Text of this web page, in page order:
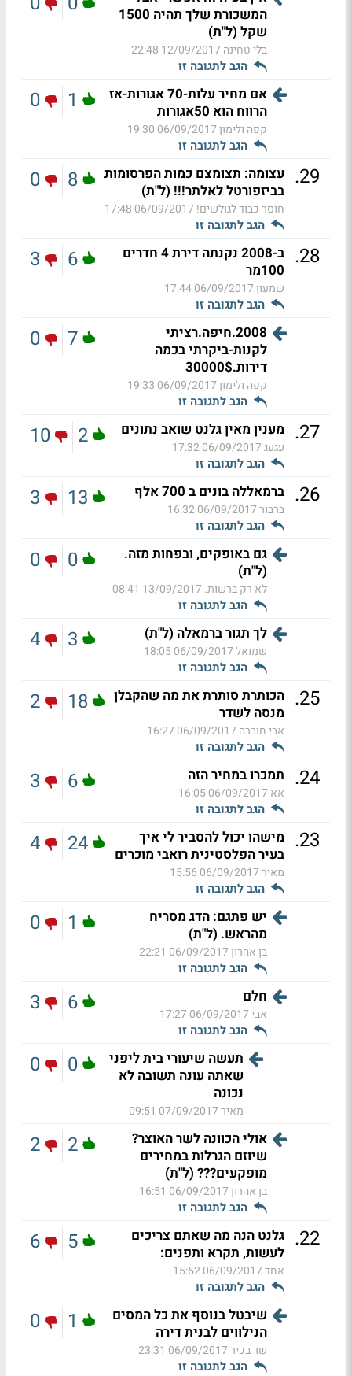
המשכורת שלך תהיה 1500
שקל (ל"ת)
בלי טחינה 12/09/2017 22:48
הגב לתגובה זו
אם מחיר עלות-70 אגורות-אז
הרווח הוא 50אגורות
קפה ולימון06/09/2017 19:30
הגב לתגובה זו
1
0
29
. עצומה: תצומצם כמות הפרסומות
בביזפורטל לאלתר!!! (ל"ת)
חוסר כבוד לגולשים! 06/09/2017 17:48
הגב לתגובה זו
8
0
28
.
ב-2008 נקנתה דירת 4 חדרים
100מר
שמעון06/09/2017 17:44
הגב לתגובה זו
6
3
2008.חיפה.רציתי
לקנות-ביקרתי בכמה
דירות.30000$
קפה ולימון06/09/2017 19:33
הגב לתגובה זו
7
0
27
. מענין מאין גלנט שואב נתונים
עגעג06/09/2017 17:32
הגב לתגובה זו
2
10
26
. ברמאללה בונים ב 700 אלף
ברבור06/09/2017 16:32
הגב לתגובה זו
13
3
גם באופקים, ובפחות מזה.
(ל"ת)
לא רק ברשות. 13/09/2017 08:41
הגב לתגובה זו
0
0
לך תגור ברמאלה (ל"ת)
שמואל06/09/2017 18:05
הגב לתגובה זו
3
4
25
. הכותרת סותרת את מה שהקבלן
מנסה לשדר
אבי חוברה 06/09/2017 16:27
הגב לתגובה זו
18
2
24
. תמכרו במחיר הזה
אא 06/09/2017 16:05
הגב לתגובה זו
6
3
23
. מישהו יכול להסביר לי איך
בעיר הפלסטינית רואבי מוכרים
מאיר06/09/2017 15:56
הגב לתגובה זו
24
4
יש פתגם: הדג מסריח
מהראש. (ל"ת)
בן אהרון06/09/2017 22:21
הגב לתגובה זו
1
0
חלם
אבי06/09/2017 17:27
הגב לתגובה זו
6
3
תעשה שיעורי בית ליפני
שאתה עונה תשובה לא
נכונה
מאיר07/09/2017 09:51
0
0
אולי הכוונה לשר האוצר?
שיוזם הגרלות במחירים
מופקעים??? (ל"ת)
בן אהרון06/09/2017 16:51
הגב לתגובה זו
2
2
22
. גלנט הנה מה שאתם צריכים
לעשות, תקרא ותפנים:
אחד06/09/2017 15:52
הגב לתגובה זו
5
6
שיבטל בנוסף את כל המסים
הנילווים לבנית דירה
שר בכיר06/09/2017 23:31
הגב לתגובה זו
1
0